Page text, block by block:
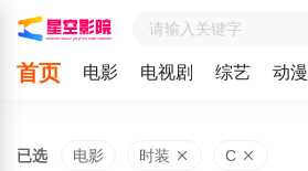
首页 电影 电视剧 综艺 动漫
已选 电影 时装 C